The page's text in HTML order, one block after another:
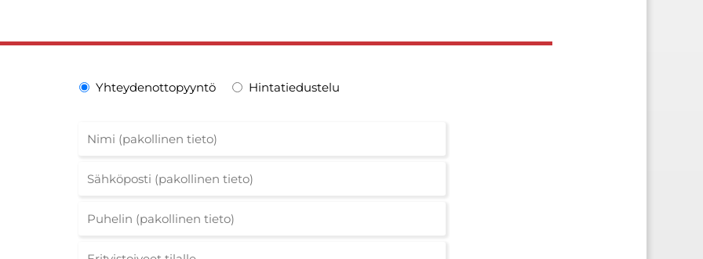
Yhteydenottopyyntö Hintatiedustelu